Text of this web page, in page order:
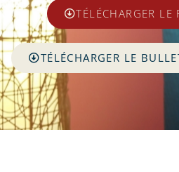
TÉLÉCHARGER LE
TÉLÉCHARGER LE